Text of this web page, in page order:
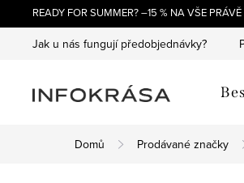
na
obsah
READY FOR SUMMER? –15 % NA VŠE PRÁVĚ
Jak u nás fungují předobjednávky?
Domů Prodávané značky